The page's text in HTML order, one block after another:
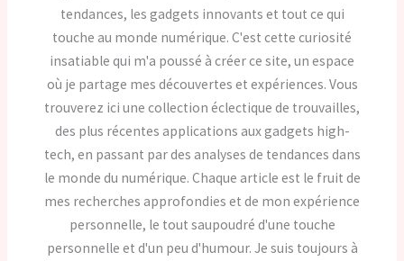
tendances, les gadgets innovants et tout ce qui
touche au monde numérique. C'est cette curiosité
insatiable qui m'a poussé à créer ce site, un espace
où je partage mes découvertes et expériences. Vous
trouverez ici une collection éclectique de trouvailles,
des plus récentes applications aux gadgets high-
tech, en passant par des analyses de tendances dans
le monde du numérique. Chaque article est le fruit de
mes recherches approfondies et de mon expérience
personnelle, le tout saupoudré d'une touche
personnelle et d'un peu d'humour. Je suis toujours à